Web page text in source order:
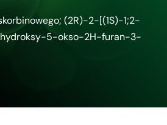
(2R)-2-[(1S)-1;2-
5-okso-2H-furan-3-